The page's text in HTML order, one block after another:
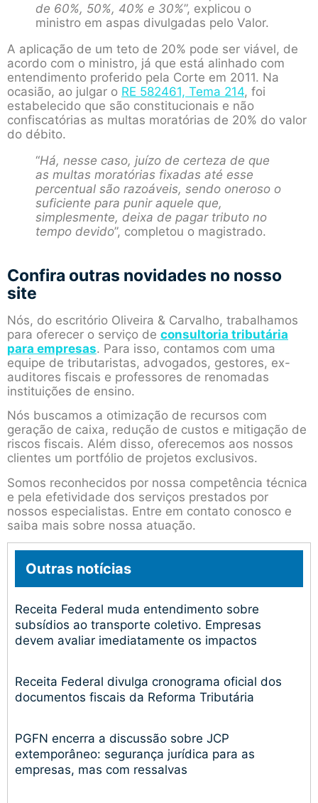
de 60%, 50%, 40% e 30%”, explicou o
ministro em aspas divulgadas pelo Valor.
A aplicação de um teto de 20% pode ser viável, de
acordo com o ministro, já que está alinhado com
entendimento proferido pela Corte em 2011. Na
ocasião, ao julgar o RE 582461, Tema 214, foi
estabelecido que são constitucionais e não
confiscatórias as multas moratórias de 20% do valor
do débito.
“Há, nesse caso, juízo de certeza de que
as multas moratórias fixadas até esse
percentual são razoáveis, sendo oneroso o
suficiente para punir aquele que,
simplesmente, deixa de pagar tributo no
tempo devido”, completou o magistrado.
Confira outras novidades no nosso
site
Nós, do escritório Oliveira & Carvalho, trabalhamos
para oferecer o serviço de consultoria tributária
para empresas. Para isso, contamos com uma
equipe de tributaristas, advogados, gestores, ex-
auditores fiscais e professores de renomadas
instituições de ensino.
Nós buscamos a otimização de recursos com
geração de caixa, redução de custos e mitigação de
riscos fiscais. Além disso, oferecemos aos nossos
clientes um portfólio de projetos exclusivos.
Somos reconhecidos por nossa competência técnica
e pela efetividade dos serviços prestados por
nossos especialistas. Entre em contato conosco e
saiba mais sobre nossa atuação.
Outras notícias
Receita Federal muda entendimento sobre
subsídios ao transporte coletivo. Empresas
devem avaliar imediatamente os impactos
Receita Federal divulga cronograma oficial dos
documentos fiscais da Reforma Tributária
PGFN encerra a discussão sobre JCP
extemporâneo: segurança jurídica para as
empresas, mas com ressalvas